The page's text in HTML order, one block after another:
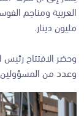
مليون دينار.
وحضر الافتتاح
وعدد من